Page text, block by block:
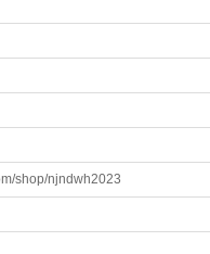
shop/njndwh2023